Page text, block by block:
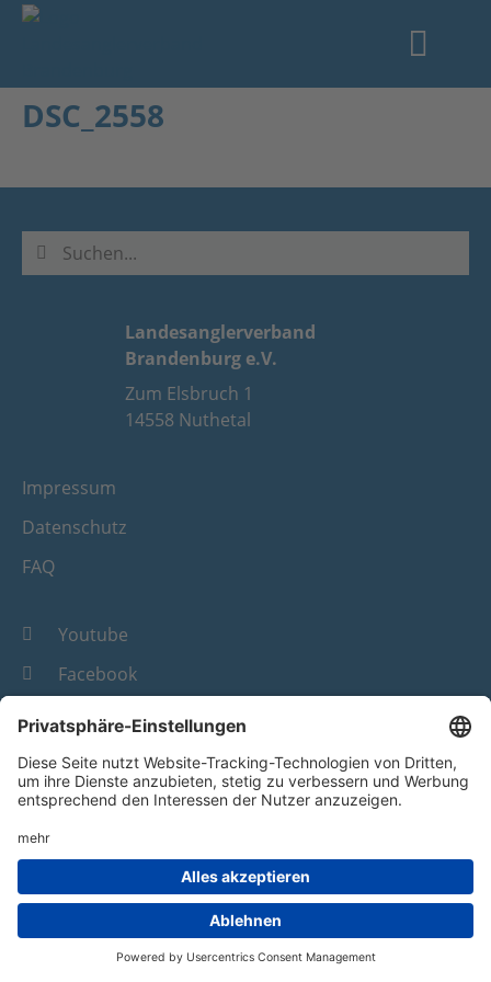
DSC_2558
Landesanglerverband
Brandenburg e.V.
Zum Elsbruch 1
14558 Nuthetal
Impressum
Datenschutz
FAQ
Youtube
Facebook
Instagram